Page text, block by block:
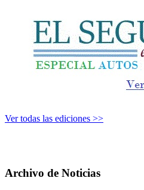
Ver todas las ediciones >>
Archivo de Noticias